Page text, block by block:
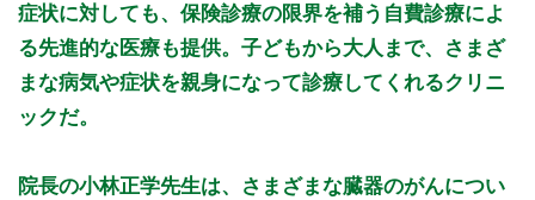
ます。
休診日：水曜午後・土曜午後・日曜・祝日
※診療時間や臨時休診・診療内容等について、事前に必ず医療
機関ホームページ、またはお電話にてご確認ください。
症状に対しても、保険診療の限界を補う自費診療によ
る先進的な医療も提供。子どもから大人まで、さまざ
まな病気や症状を親身になって診療してくれるクリニ
ックだ。
院長の小林正学先生は、さまざまな臓器のがんについ